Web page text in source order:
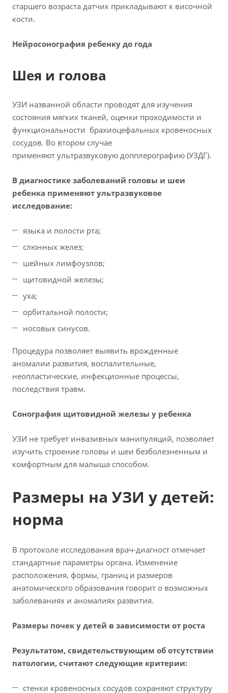
старшего возраста датчик прикладывают к височной
кости.
Нейросонография ребенку до года
Шея и голова
УЗИ названной области проводят для изучения
состояния мягких тканей, оценки проходимости и
функциональности брахиоцефальных кровеносных
сосудов. Во втором случае
применяют ультразвуковую допплерографию (УЗДГ).
В диагностике заболеваний головы и шеи
ребенка применяют ультразвуковое
исследование:
языка и полости рта;
слюнных желез;
шейных лимфоузлов;
щитовидной железы;
уха;
орбитальной полости;
носовых синусов.
Процедура позволяет выявить врожденные
аномалии развития, воспалительные,
неопластические, инфекционные процессы,
последствия травм.
Сонография щитовидной железы у ребенка
УЗИ не требует инвазивных манипуляций, позволяет
изучить строение головы и шеи безболезненным и
комфортным для малыша способом.
Размеры на УЗИ у детей:
норма
В протоколе исследования врач-диагност отмечает
стандартные параметры органа. Изменение
расположения, формы, границ и размеров
анатомического образования говорит о возможных
заболеваниях и аномалиях развития.
Размеры почек у детей в зависимости от роста
Результатом, свидетельствующим об отсутствии
патологии, считают следующие критерии:
стенки кровеносных сосудов сохраняют структуру